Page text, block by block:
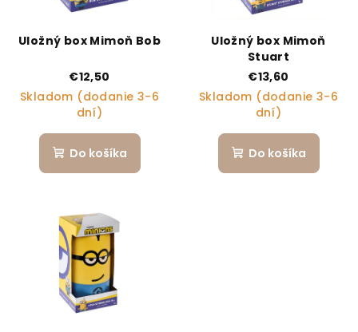
Uložný box Mimoň Bob
€12,50
Skladom (dodanie 3-6
dní)
Do košíka
Uložný box Mimoň
Stuart
€13,60
Skladom (dodanie 3-6
dní)
Do košíka